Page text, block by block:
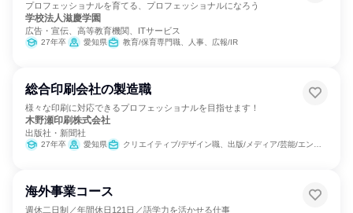
プロフェッショナルを育てる、プロフェッショナルになろう
学校法人滋慶学園
広告・宣伝、高等教育機関、ITサービス
27年卒 愛知県 教育/保育専門職、人事、広報/IR
総合印刷会社の製造職
様々な印刷に対応できるプロフェッショナルを目指せます！
木野瀬印刷株式会社
出版社・新聞社
27年卒 愛知県 クリエイティブ/デザイン職、出版/メディア/芸能/エンタメ専門職
海外事業コース
週休二日制／年間休日121日／語学力を活かせる仕事